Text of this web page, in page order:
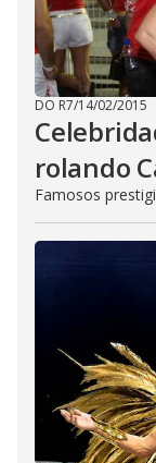
DO R7/14/02/2015
rolando
Famosos